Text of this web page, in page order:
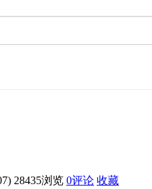
28435浏览 0评论 收藏